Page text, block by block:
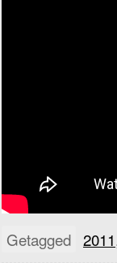
Getagged 2011